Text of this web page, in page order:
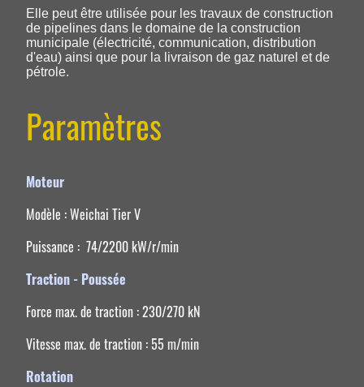
Elle peut être utilisée pour les travaux de construction
de pipelines dans le domaine de la construction
municipale (électricité, communication, distribution
d'eau) ainsi que pour la livraison de gaz naturel et de
pétrole.
Paramètres
Moteur
Modèle : Weichai Tier V
Puissance : 74/2200 kW/r/min
Traction - Poussée
Force max. de traction : 230/270 kN
Vitesse max. de traction : 55 m/min
Rotation